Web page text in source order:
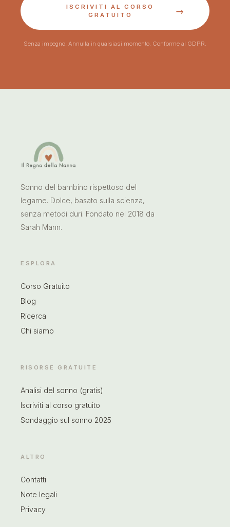
ISCRIVITI AL CORSO
GRATUITO
→
Senza impegno. Annulla in qualsiasi momento. Conforme al GDPR.
Sonno del bambino rispettoso del
legame. Dolce, basato sulla scienza,
senza metodi duri. Fondato nel 2018 da
Sarah Mann.
ESPLORA
Corso Gratuito
Blog
Ricerca
Chi siamo
RISORSE GRATUITE
Analisi del sonno (gratis)
Iscriviti al corso gratuito
Sondaggio sul sonno 2025
ALTRO
Contatti
Note legali
Privacy